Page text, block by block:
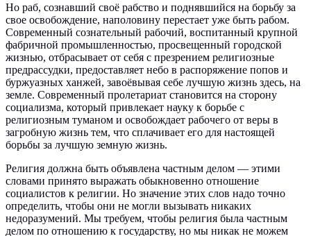
Но раб, сознавший своё рабство и поднявшийся на борьбу за
свое освобождение, наполовину перестает уже быть рабом.
Современный сознательный рабочий, воспитанный крупной
фабричной промышленностью, просвещенный городской
жизнью, отбрасывает от себя с презрением религиозные
предрассудки, предоставляет небо в распоряжение попов и
буржуазных ханжей, завоёвывая себе лучшую жизнь здесь, на
земле. Современный пролетариат становится на сторону
социализма, который привлекает науку к борьбе с
религиозным туманом и освобождает рабочего от веры в
загробную жизнь тем, что сплачивает его для настоящей
борьбы за лучшую земную жизнь.
Религия должна быть объявлена частным делом — этими
словами принято выражать обыкновенно отношение
социалистов к религии. Но значение этих слов надо точно
определить, чтобы они не могли вызывать никаких
недоразумений. Мы требуем, чтобы религия была частным
делом по отношению к государству, но мы никак не можем